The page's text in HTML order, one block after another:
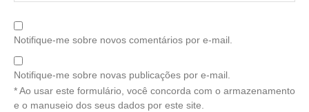
Notifique-me sobre novos comentários por e-mail.
Notifique-me sobre novas publicações por e-mail.
* Ao usar este formulário, você concorda com o armazenamento
e o manuseio dos seus dados por este site.